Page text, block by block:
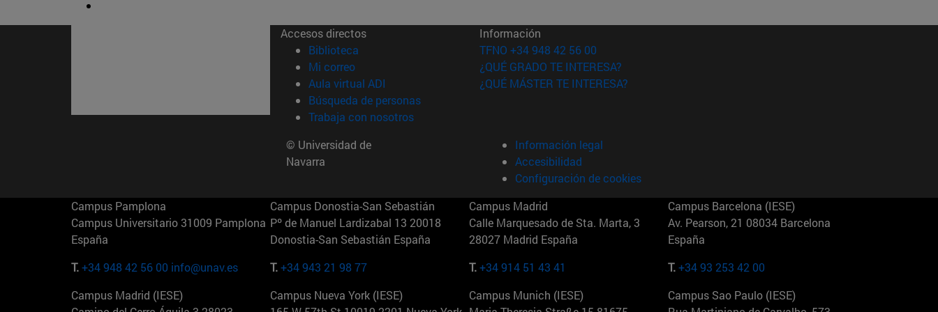
Accesos directos
Biblioteca (abre en nueva ventana)
Mi correo(abre en nueva ventana)
Aula virtual ADI (abre en nueva ventana)
Búsqueda de personas(abre en nueva ventana)
Trabaja con nosotros(abre en nueva ventana)
Información
TFNO +34 948 42 56 00
¿QUÉ GRADO TE INTERESA?
¿QUÉ MÁSTER TE INTERESA?
© Universidad de
Navarra
Información legal
Accesibilidad
Configuración de cookies
Campus Pamplona
Campus Universitario 31009 Pamplona
España
T.+34 948 42 56 00 info@unav.es
Campus Donostia-San Sebastián
Pº de Manuel Lardizabal 13 20018
Donostia-San Sebastián España
T.+34 943 21 98 77
Campus Madrid
Calle Marquesado de Sta. Marta, 3
28027 Madrid España
T.+34 914 51 43 41
Campus Barcelona (IESE)
Av. Pearson, 21 08034 Barcelona
España
T.+34 93 253 42 00
Campus Madrid (IESE)
Campus Nueva York (IESE)
Campus Munich (IESE)
Campus Sao Paulo (IESE)